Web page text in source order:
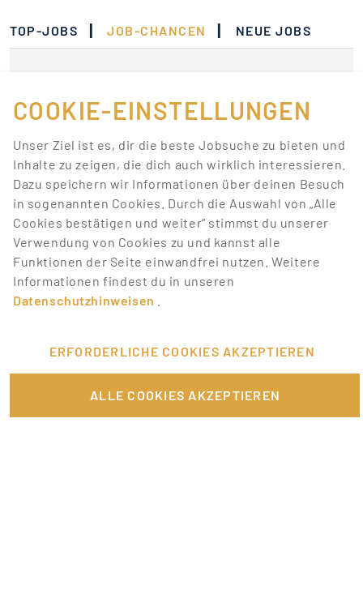
TOP-JOBS | JOB-CHANCEN | NEUE JOBS
Jobs, die deinen
Suchkriterien
entsprechen.
Lass dich über neue Job-Chancen zu deiner Suche
mit Job-Alerts automatisch informieren!
JOB-ALERT ERSTELLEN
COOKIE-EINSTELLUNGEN
Unser Ziel ist es, dir die beste Jobsuche zu bieten und
Inhalte zu zeigen, die dich auch wirklich interessieren.
Dazu speichern wir Informationen über deinen Besuch
in sogenannten Cookies. Durch die Auswahl von „Alle
Cookies bestätigen und weiter“ stimmst du unserer
Verwendung von Cookies zu und kannst alle
Funktionen der Seite einwandfrei nutzen. Weitere
Informationen findest du in unseren
Datenschutzhinweisen
ERFORDERLICHE COOKIES AKZEPTIEREN
ALLE COOKIES AKZEPTIEREN